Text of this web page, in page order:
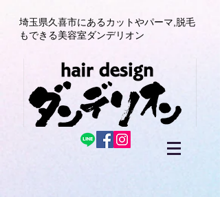
埼玉県久喜市にあるカットやパーマ, 脱毛
もできる美容室ダンデリオン